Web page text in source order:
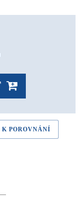
K POROVNÁNÍ